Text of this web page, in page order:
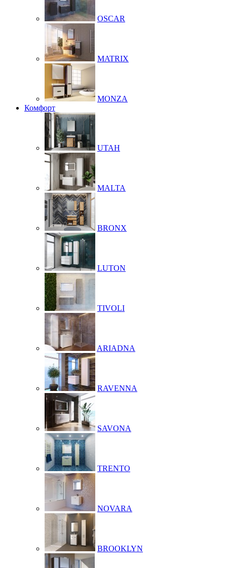
OSCAR
MATRIX
MONZA
Комфорт
UTAH
MALTA
BRONX
LUTON
TIVOLI
ARIADNA
RAVENNA
SAVONA
TRENTO
NOVARA
BROOKLYN